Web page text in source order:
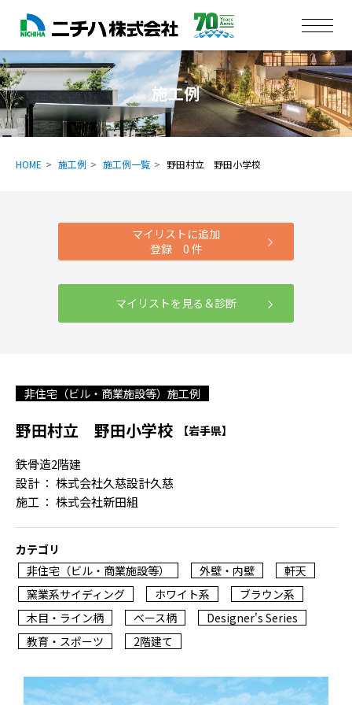
施工例
HOME 施工例 施工例一覧 野田村立 野田小学校
マイリストに追加
登録 0 件
マイリストを見る＆診断
非住宅（ビル・商業施設等）施工例
野田村立 野田小学校 【岩手県】
鉄骨造2階建
設計 ： 株式会社久慈設計久慈
施工 ： 株式会社新田組
カテゴリ
非住宅（ビル・商業施設等）
外壁・内壁
軒天
窯業系サイディング
ホワイト系
ブラウン系
木目・ライン柄
ベース柄
Designer's Series
教育・スポーツ
2階建て